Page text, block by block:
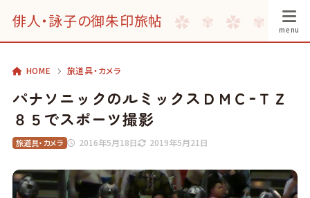
俳人・詠子の御朱印旅帖
HOME 旅道具・カメラ
パナソニックのルミックスＤＭＣｰＴＺ
８５でスポーツ撮影
2016年5月18日 2019年5月21日
旅道具・カメラ